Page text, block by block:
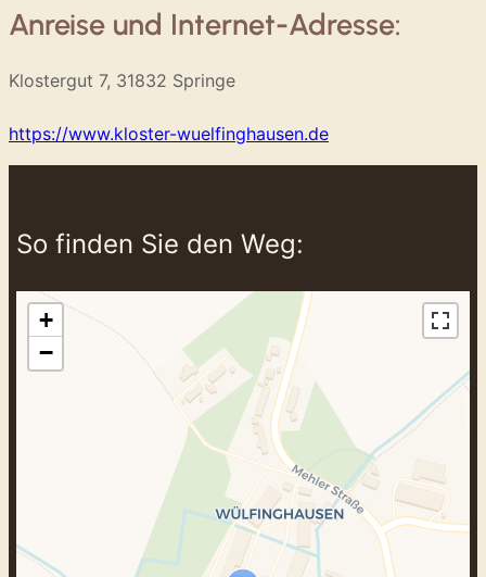
Anreise und Internet-Adresse:
Klostergut 7, 31832 Springe
https://www.kloster-wuelfinghausen.de
So finden Sie den Weg:
+
−